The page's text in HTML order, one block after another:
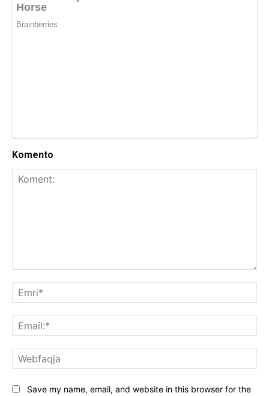
Komento
Save my name, email, and website in this browser for the